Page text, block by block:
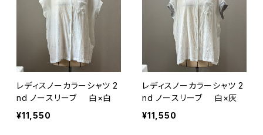
レディスノーカラーシャツ 2
nd ノースリーブ 白×白
¥11,550
レディスノーカラーシャツ 2
nd ノースリーブ 白×灰
¥11,550